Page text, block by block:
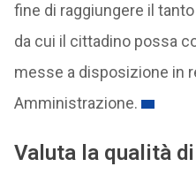
fine di raggiungere il
da cui il cittadino possa
messe a disposizione in
Amministrazione.
Valuta la qualità